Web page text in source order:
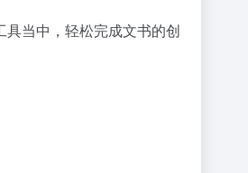
当中，轻松完成文书的创